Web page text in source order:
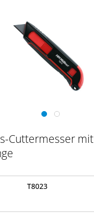
Cuttermesser mit
T8023